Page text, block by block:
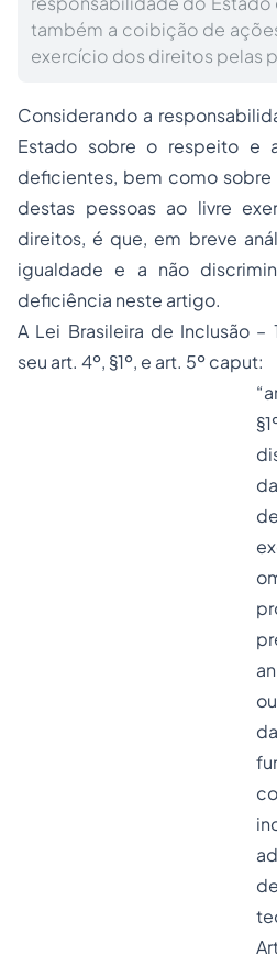
também a coibição de
exercício dos direitos pelas
Considerando a
Estado sobre o respeito e
deficientes, bem como
destas pessoas ao livre
direitos, é que, em breve
igualdade e a não
deficiência neste artigo.
A Lei Brasileira de Inclusão –
seu art. 4º, §1º, e art. 5ºcaput: